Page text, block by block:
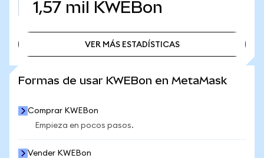
1,57 mil KWEBon
VER MÁS ESTADÍSTICAS
Formas de usar KWEBon en MetaMask
Comprar KWEBon
Empieza en pocos pasos.
Vender KWEBon